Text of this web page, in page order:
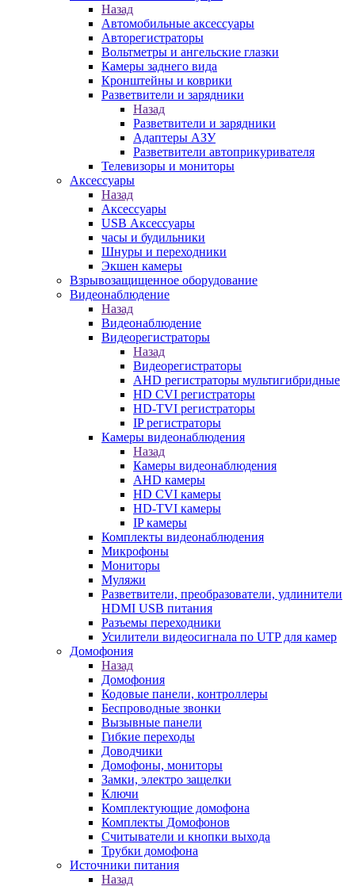
Назад
Автомобильные аксессуары
Авторегистраторы
Вольтметры и ангельские глазки
Камеры заднего вида
Кронштейны и коврики
Разветвители и зарядники
Назад
Разветвители и зарядники
Адаптеры АЗУ
Разветвители автоприкуривателя
Телевизоры и мониторы
Аксессуары
Назад
Аксессуары
USB Аксессуары
часы и будильники
Шнуры и переходники
Экшен камеры
Взрывозащищенное оборудование
Видеонаблюдение
Назад
Видеонаблюдение
Видеорегистраторы
Назад
Видеорегистраторы
AHD регистраторы мультигибридные
HD CVI регистраторы
HD-TVI регистраторы
IP регистраторы
Камеры видеонаблюдения
Назад
Камеры видеонаблюдения
AHD камеры
HD CVI камеры
HD-TVI камеры
IP камеры
Комплекты видеонаблюдения
Микрофоны
Мониторы
Муляжи
Разветвители, преобразователи, удлинители
HDMI USB питания
Разъемы переходники
Усилители видеосигнала по UTP для камер
Домофония
Назад
Домофония
Кодовые панели, контроллеры
Беспроводные звонки
Вызывные панели
Гибкие переходы
Доводчики
Домофоны, мониторы
Замки, электро защелки
Ключи
Комплектующие домофона
Комплекты Домофонов
Считыватели и кнопки выхода
Трубки домофона
Источники питания
Назад